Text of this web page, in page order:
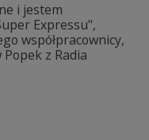
i jestem
Expressu",
współpracownicy,
z Radia